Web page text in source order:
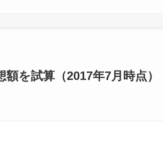
を試算（2017年7月時点）